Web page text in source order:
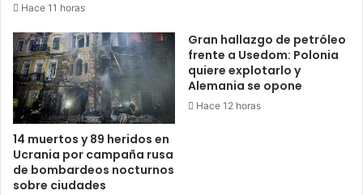
Hace 11 horas
14 muertos y 89 heridos en
Ucrania por campaña rusa
de bombardeos nocturnos
sobre ciudades
Gran hallazgo de petróleo
frente a Usedom: Polonia
quiere explotarlo y
Alemania se opone
Hace 12 horas